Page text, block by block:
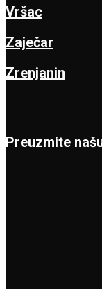
Vršac
Zaječar
Zrenjanin
Preuzmite